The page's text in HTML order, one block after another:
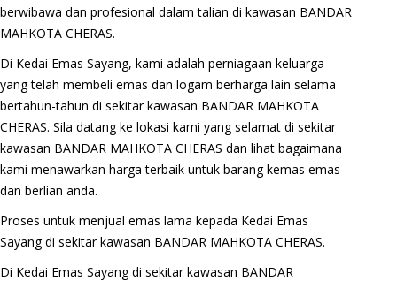
berwibawa dan profesional dalam talian di kawasan BANDAR
MAHKOTA CHERAS.
Di Kedai Emas Sayang, kami adalah perniagaan keluarga
yang telah membeli emas dan logam berharga lain selama
bertahun-tahun di sekitar kawasan BANDAR MAHKOTA
CHERAS. Sila datang ke lokasi kami yang selamat di sekitar
kawasan BANDAR MAHKOTA CHERAS dan lihat bagaimana
kami menawarkan harga terbaik untuk barang kemas emas
dan berlian anda.
Proses untuk menjual emas lama kepada Kedai Emas
Sayang di sekitar kawasan BANDAR MAHKOTA CHERAS.
Di Kedai Emas Sayang di sekitar kawasan BANDAR